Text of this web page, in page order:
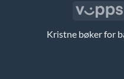
Kristne bøker for